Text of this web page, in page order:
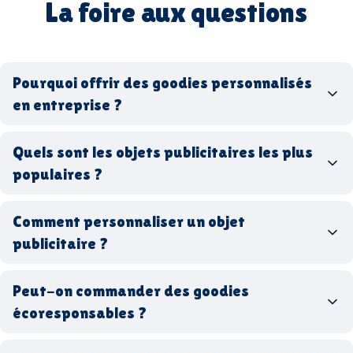
La foire aux questions
Pourquoi offrir des goodies personnalisés
en entreprise ?
Quels sont les objets publicitaires les plus
populaires ?
stylos personnalisés
tote bags publicitaires
gourdes réutilisables
France Made in Europe goodies hi-tech
Comment personnaliser un objet
publicitaire ?
Peut-on commander des goodies
écoresponsables ?